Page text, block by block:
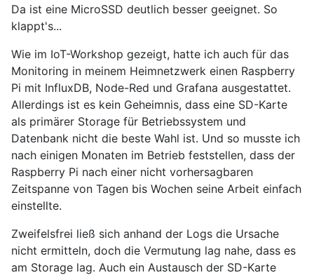
Da ist eine MicroSSD deutlich besser geeignet. So
klappt's...
Wie im IoT-Workshop gezeigt, hatte ich auch für das
Monitoring in meinem Heimnetzwerk einen Raspberry
Pi mit InfluxDB, Node-Red und Grafana ausgestattet.
Allerdings ist es kein Geheimnis, dass eine SD-Karte
als primärer Storage für Betriebssystem und
Datenbank nicht die beste Wahl ist. Und so musste ich
nach einigen Monaten im Betrieb feststellen, dass der
Raspberry Pi nach einer nicht vorhersagbaren
Zeitspanne von Tagen bis Wochen seine Arbeit einfach
einstellte.
Zweifelsfrei ließ sich anhand der Logs die Ursache
nicht ermitteln, doch die Vermutung lag nahe, dass es
am Storage lag. Auch ein Austausch der SD-Karte